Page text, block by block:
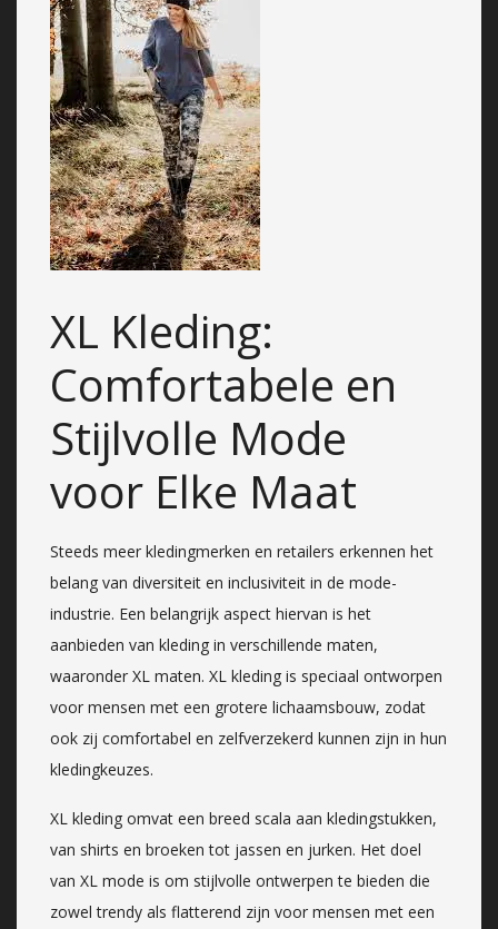
XL Kleding:
Comfortabele en
Stijlvolle Mode
voor Elke Maat
Steeds meer kledingmerken en retailers erkennen het
belang van diversiteit en inclusiviteit in de mode-
industrie. Een belangrijk aspect hiervan is het
aanbieden van kleding in verschillende maten,
waaronder XL maten. XL kleding is speciaal ontworpen
voor mensen met een grotere lichaamsbouw, zodat
ook zij comfortabel en zelfverzekerd kunnen zijn in hun
kledingkeuzes.
XL kleding omvat een breed scala aan kledingstukken,
van shirts en broeken tot jassen en jurken. Het doel
van XL mode is om stijlvolle ontwerpen te bieden die
zowel trendy als flatterend zijn voor mensen met een